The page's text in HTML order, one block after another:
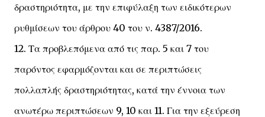
δραστηριότητα, με την επιφύλαξη των ειδικότερων
ρυθμίσεων του άρθρου 40 του ν. 4387/2016.
12. Τα προβλεπόμενα από τις παρ. 5 και 7 του
παρόντος εφαρμόζονται και σε περιπτώσεις
πολλαπλής δραστηριότητας, κατά την έννοια των
ανωτέρω περιπτώσεων 9, 10 και 11. Για την εξεύρεση